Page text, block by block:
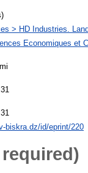
> HD Industries.
Economiques et
biskra.dz/id/eprint/220